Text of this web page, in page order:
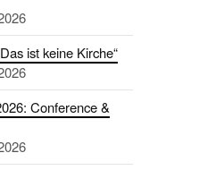
ist keine Kirche“
Conference &